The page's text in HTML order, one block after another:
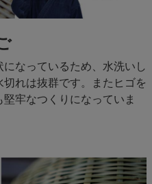
なっているため、水洗いし
れは抜群です。またヒゴを
牢なつくりになっていま